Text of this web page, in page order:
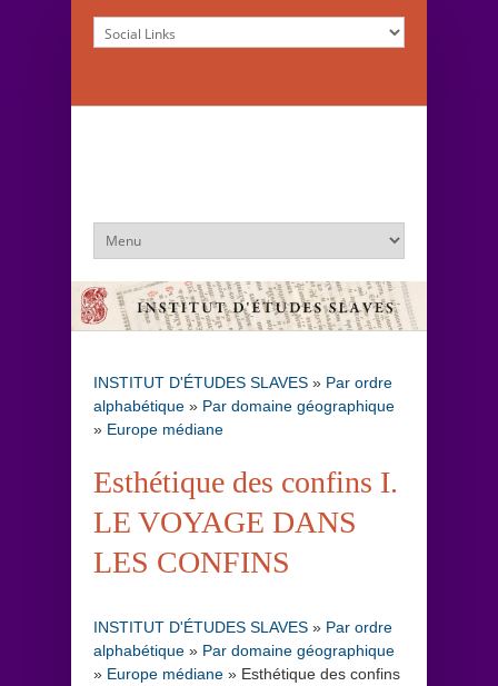
INSTITUT D'ÉTUDES SLAVES » Par ordre
alphabétique » Par domaine géographique
» Europe médiane
Esthétique des confins I.
LE VOYAGE DANS
LES CONFINS
INSTITUT D'ÉTUDES SLAVES » Par ordre
alphabétique » Par domaine géographique
» Europe médiane » Esthétique des confins